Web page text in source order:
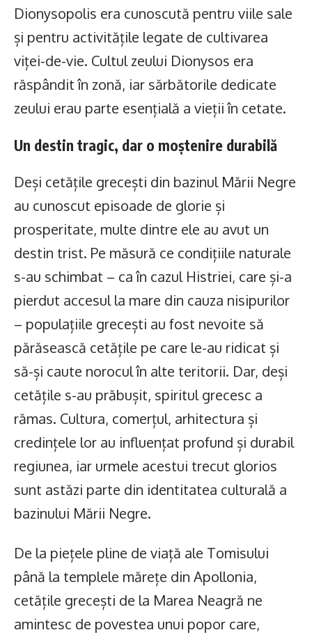
Dionysopolis era cunoscută pentru viile sale
și pentru activitățile legate de cultivarea
viței-de-vie. Cultul zeului Dionysos era
răspândit în zonă, iar sărbătorile dedicate
zeului erau parte esențială a vieții în cetate.
Un destin tragic, dar o moștenire durabilă
Deși cetățile grecești din bazinul Mării Negre
au cunoscut episoade de glorie și
prosperitate, multe dintre ele au avut un
destin trist. Pe măsură ce condițiile naturale
s-au schimbat – ca în cazul Histriei, care și-a
pierdut accesul la mare din cauza nisipurilor
– populațiile grecești au fost nevoite să
părăsească cetățile pe care le-au ridicat și
să-și caute norocul în alte teritorii. Dar, deși
cetățile s-au prăbușit, spiritul grecesc a
rămas. Cultura, comerțul, arhitectura și
credințele lor au influențat profund și durabil
regiunea, iar urmele acestui trecut glorios
sunt astăzi parte din identitatea culturală a
bazinului Mării Negre.
De la piețele pline de viață ale Tomisului
până la templele mărețe din Apollonia,
cetățile grecești de la Marea Neagră ne
amintesc de povestea unui popor care,